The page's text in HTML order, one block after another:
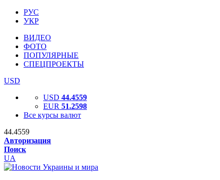
РУС
УКР
ВИДЕО
ФОТО
ПОПУЛЯРНЫЕ
СПЕЦПРОЕКТЫ
USD
USD 44.4559
EUR 51.2598
Все курсы валют
44.4559
Авторизация
Поиск
UA